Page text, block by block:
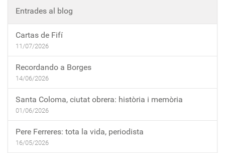
Entrades al blog
Cartas de Fifí
11/07/2026
Recordando a Borges
14/06/2026
Santa Coloma, ciutat obrera: història i memòria
01/06/2026
Pere Ferreres: tota la vida, periodista
16/05/2026